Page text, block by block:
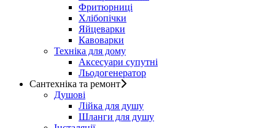
Фритюрниці
Хлібопічки
Яйцеварки
Кавоварки
Техніка для дому
Аксесуари супутні
Льодогенератор
Сантехніка та ремонт
Душові
Лійка для душу
Шланги для душу